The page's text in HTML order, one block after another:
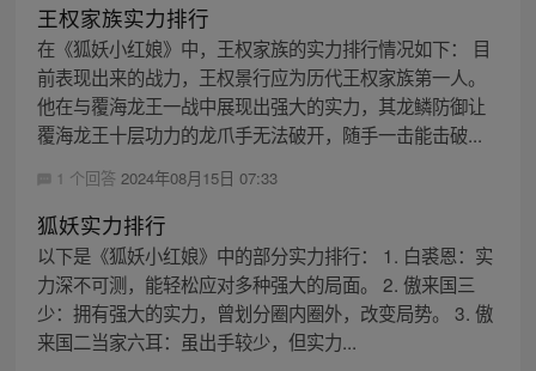
王权家族实力排行
在《狐妖小红娘》中，王权家族的实力排行情况如下： 目
前表现出来的战力，王权景行应为历代王权家族第一人。
他在与覆海龙王一战中展现出强大的实力，其龙鳞防御让
覆海龙王十层功力的龙爪手无法破开，随手一击能击破...
1 个回答 2024年08月15日 07:33
狐妖实力排行
以下是《狐妖小红娘》中的部分实力排行： 1. 白裘恩：实
力深不可测，能轻松应对多种强大的局面。 2. 傲来国三
少：拥有强大的实力，曾划分圈内圈外，改变局势。 3. 傲
来国二当家六耳：虽出手较少，但实力...